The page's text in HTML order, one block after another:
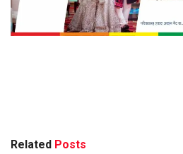
Related Posts